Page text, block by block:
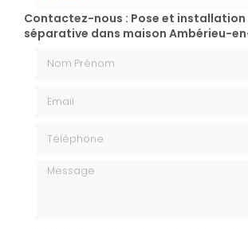
Contactez-nous : Pose et installation
séparative dans maison Ambérieu-
Message